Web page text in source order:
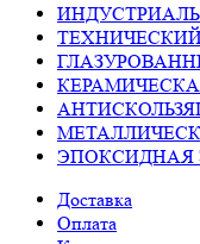
ЭПОКСИДНАЯ
Доставка
Оплата